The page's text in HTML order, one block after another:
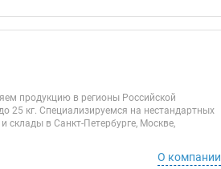
продукцию в регионы Российской
25 кг. Специализируемся на нестандартных
склады в Санкт-Петербурге, Москве,
О компании